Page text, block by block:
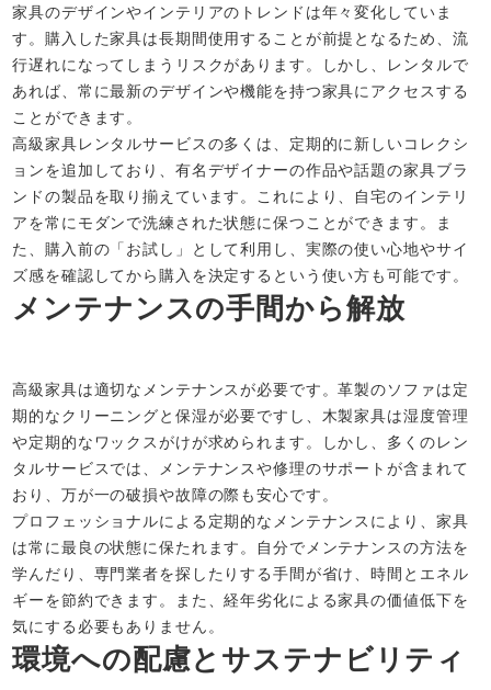
家具のデザインやインテリアのトレンドは年々変化していま
す。購入した家具は長期間使用することが前提となるため、流
行遅れになってしまうリスクがあります。しかし、レンタルで
あれば、常に最新のデザインや機能を持つ家具にアクセスする
ことができます。
高級家具レンタルサービスの多くは、定期的に新しいコレクシ
ョンを追加しており、有名デザイナーの作品や話題の家具ブラ
ンドの製品を取り揃えています。これにより、自宅のインテリ
アを常にモダンで洗練された状態に保つことができます。ま
た、購入前の「お試し」として利用し、実際の使い心地やサイ
ズ感を確認してから購入を決定するという使い方も可能です。
メンテナンスの手間から解放
高級家具は適切なメンテナンスが必要です。革製のソファは定
期的なクリーニングと保湿が必要ですし、木製家具は湿度管理
や定期的なワックスがけが求められます。しかし、多くのレン
タルサービスでは、メンテナンスや修理のサポートが含まれて
おり、万が一の破損や故障の際も安心です。
プロフェッショナルによる定期的なメンテナンスにより、家具
は常に最良の状態に保たれます。自分でメンテナンスの方法を
学んだり、専門業者を探したりする手間が省け、時間とエネル
ギーを節約できます。また、経年劣化による家具の価値低下を
気にする必要もありません。
環境への配慮とサステナビリティ